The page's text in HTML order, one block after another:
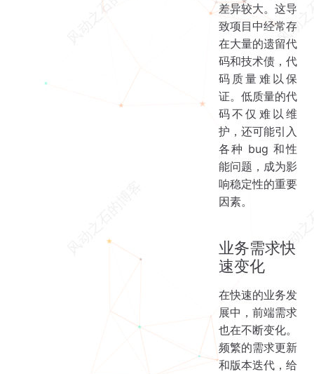
差异较大。这导
致项目中经常存
在大量的遗留代
码和技术债，代
码质量难以保
证。低质量的代
码不仅难以维
护，还可能引入
各种 bug 和性
能问题，成为影
响稳定性的重要
因素。
业务需求快
速变化
在快速的业务发
展中，前端需求
也在不断变化。
频繁的需求更新
和版本迭代，给